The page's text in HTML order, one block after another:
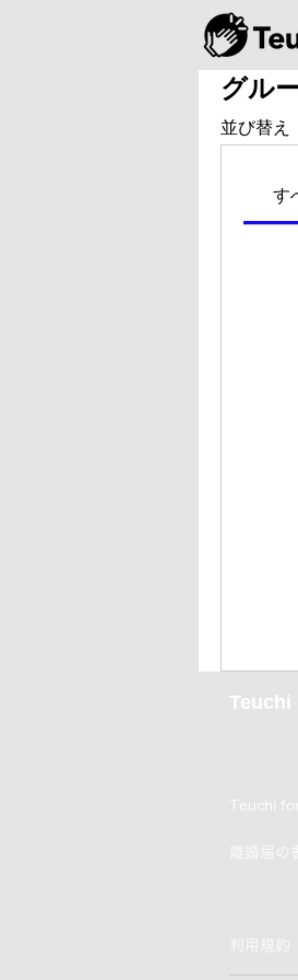
グル
並び替え
す
Teuchi
Teuchi
離婚届の